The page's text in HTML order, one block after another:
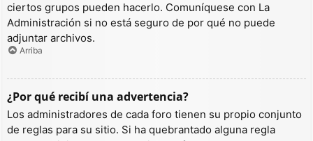
ciertos grupos pueden hacerlo. Comuníquese con La
Administración si no está seguro de por qué no puede
adjuntar archivos.
Arriba
¿Por qué recibí una advertencia?
Los administradores de cada foro tienen su propio conjunto
de reglas para su sitio. Si ha quebrantado alguna regla